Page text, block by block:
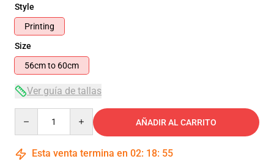
Style
Printing
Size
56cm to 60cm
Ver guía de tallas
AÑADIR AL CARRITO
Esta venta termina en 02: 18: 54